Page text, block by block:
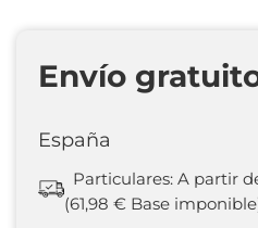
Envío
España
Particulares: A partir
(61,98 € Base